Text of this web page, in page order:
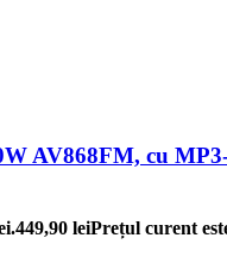
AV868FM, cu
449,90 leiPrețul curent